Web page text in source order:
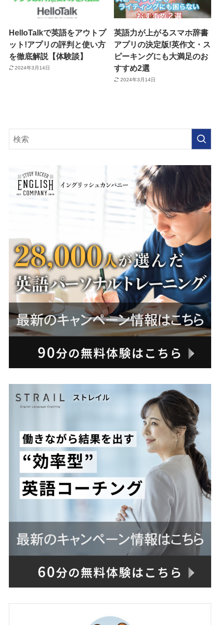
HelloTalkで英語をアウトプ
ット!アプリの評判と使い方
を徹底解説【体験談】
2024年3月14日
英語力が上がるスマホ辞書
アプリの決定版!英作文・ス
ピーキングにも大満足のお
すすめ2選
2024年3月14日